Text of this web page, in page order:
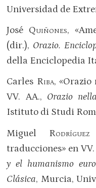
Universidad de
José Quiñones,
(dir.), Orazio.
della Enciclopedia
Carles Riba,
VV. AA., Orazio
Istituto di Studi
Miguel
traducciones» en VV.
y el humanismo
Clásica, Murcia,